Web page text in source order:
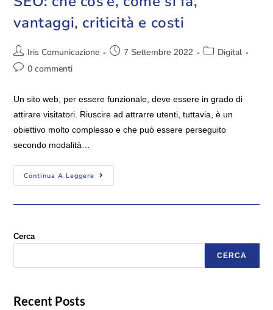
vantaggi, criticità e costi
Iris Comunicazione 7 Settembre 2022
Digital
0 commenti
Un sito web, per essere funzionale, deve essere in grado di
attirare visitatori. Riuscire ad attrarre utenti, tuttavia, è un
obiettivo molto complesso e che può essere perseguito
secondo modalità…
Continua A Leggere
Cerca
CERCA
Recent Posts